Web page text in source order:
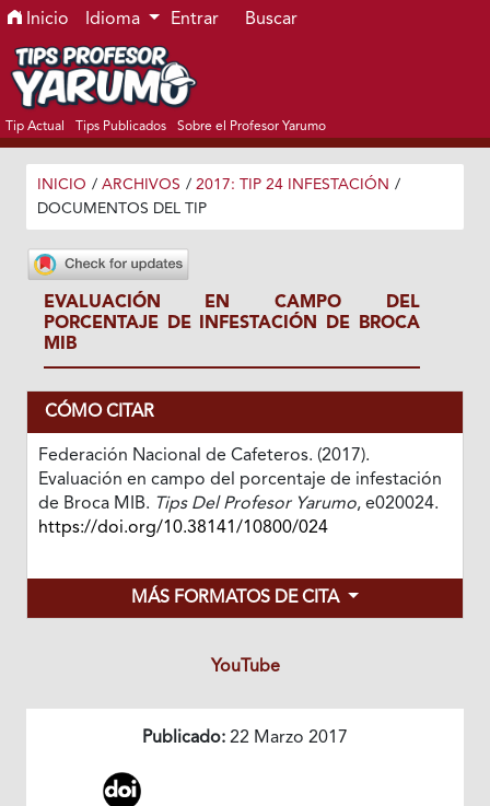
Ir al menú de navegación principal
Ir al contenido principal
Ir al pie de página del sitio
Inicio Idioma Entrar Buscar
Tip Actual Tips Publicados Sobre el Profesor Yarumo
INICIO / ARCHIVOS / 2017: TIP 24 INFESTACIÓN /
DOCUMENTOS DEL TIP
EVALUACIÓN EN CAMPO DEL
PORCENTAJE DE INFESTACIÓN DE BROCA
MIB
CÓMO CITAR
Federación Nacional de Cafeteros. (2017).
Evaluación en campo del porcentaje de infestación
de Broca MIB. Tips Del Profesor Yarumo, e020024.
https://doi.org/10.38141/10800/024
MÁS FORMATOS DE CITA
YouTube
Publicado: 22 Marzo 2017